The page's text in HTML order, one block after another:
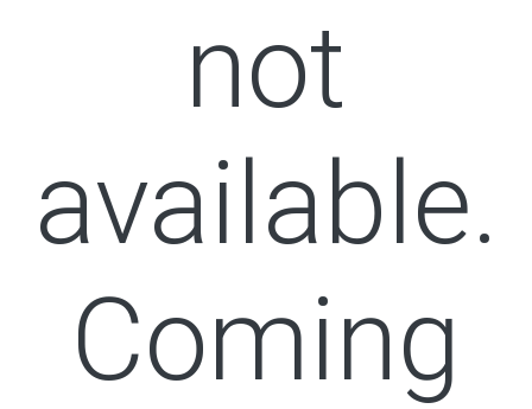
not
available.
Coming